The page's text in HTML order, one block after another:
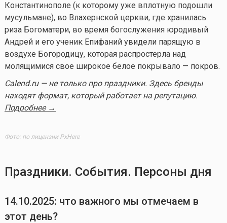
Константинополе (к которому уже вплотную подошли
мусульмане), во Влахернской церкви, где хранилась
риза Богоматери, во время богослужения юродивый
Андрей и его ученик Епифаний увидели парящую в
воздухе Богородицу, которая распростерла над
молящимися свое широкое белое покрывало — покров.
Calend.ru — не только про праздники. Здесь бренды
находят формат, который работает на репутацию.
Подробнее →
Фото: по лицензии PxHere
Праздники. События. Персоны дня
14.10.2025: что важного мы отмечаем в
этот день?